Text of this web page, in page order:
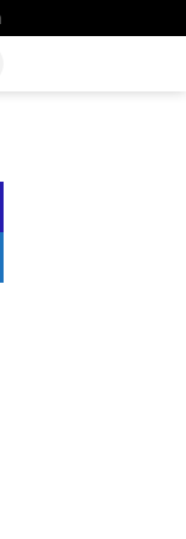
ke Kota Batu: